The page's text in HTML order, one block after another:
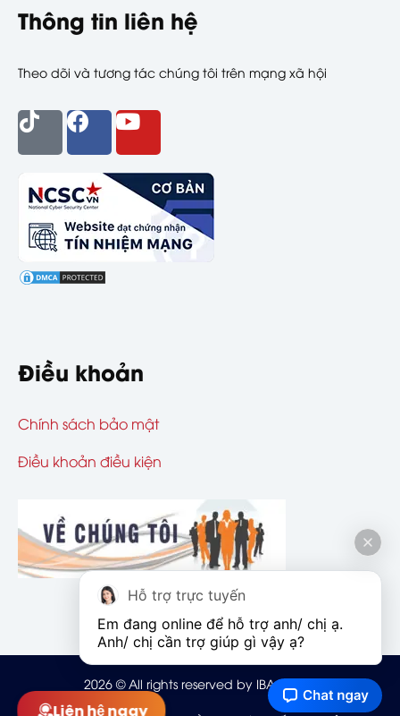
Thông tin liên hệ
Theo dõi và tương tác chúng tôi trên mạng xã hội
Điều khoản
Chính sách bảo mật
Điều khoản điều kiện
2026 © All rights reserved by IBAOHIEM
Liên hệ ngay
Hỗ trợ trực tuyến
Em đang online để hỗ trợ anh/ chị ạ.
Anh/ chị cần trợ giúp gì vậy ạ?